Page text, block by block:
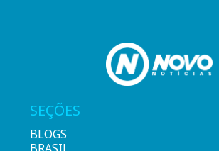
SEÇÕES
BLOGS